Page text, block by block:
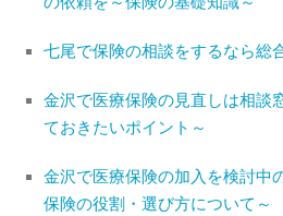
七尾で保険の相談をするなら総
金沢で医療保険の見直しは相談
ておきたいポイント～
金沢で医療保険の加入を検討中
保険の役割・選び方について～